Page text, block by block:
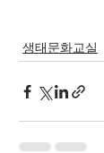
생태문화교실